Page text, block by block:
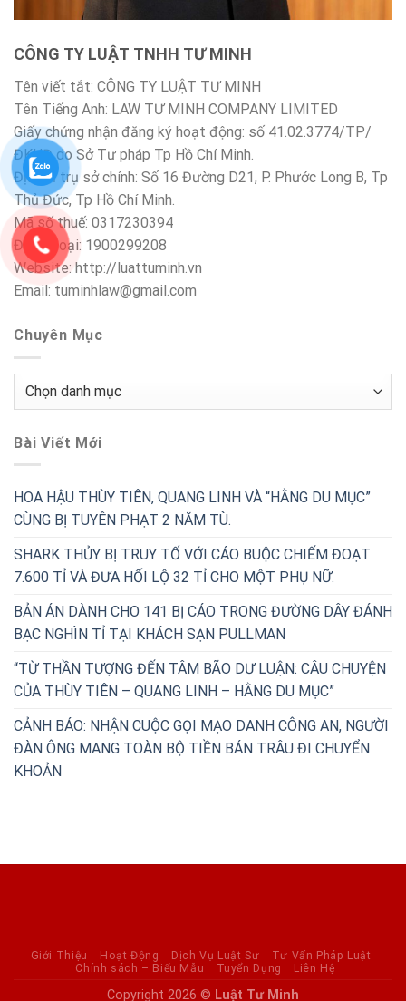
CÔNG TY LUẬT TNHH TƯ MINH
Tên viết tắt: CÔNG TY LUẬT TƯ MINH
Tên Tiếng Anh: LAW TƯ MINH COMPANY LIMITED
Giấy chứng nhận đăng ký hoạt động: số 41.02.3774/TP/
ĐKHĐ do Sở Tư pháp Tp Hồ Chí Minh.
Địa chỉ trụ sở chính: Số 16 Đường D21, P. Phước Long B, Tp
Thủ Đức, Tp Hồ Chí Minh.
Mã số thuế: 0317230394
Điện thoại: 1900299208
Website: http://luattuminh.vn
Email: tuminhlaw@gmail.com
Chuyên Mục
Chuyên
Bài Viết Mới
HOA HẬU THÙY TIÊN, QUANG LINH VÀ “HẰNG DU MỤC”
CÙNG BỊ TUYÊN PHẠT 2 NĂM TÙ.
SHARK THỦY BỊ TRUY TỐ VỚI CÁO BUỘC CHIẾM ĐOẠT
7.600 TỈ VÀ ĐƯA HỐI LỘ 32 TỈ CHO MỘT PHỤ NỮ.
BẢN ÁN DÀNH CHO 141 BỊ CÁO TRONG ĐƯỜNG DÂY ĐÁNH
BẠC NGHÌN TỈ TẠI KHÁCH SẠN PULLMAN
“TỪ THẦN TƯỢNG ĐẾN TÂM BÃO DƯ LUẬN: CÂU CHUYỆN
CỦA THÙY TIÊN – QUANG LINH – HẰNG DU MỤC”
CẢNH BÁO: NHẬN CUỘC GỌI MẠO DANH CÔNG AN, NGƯỜI
ĐÀN ÔNG MANG TOÀN BỘ TIỀN BÁN TRÂU ĐI CHUYỂN
KHOẢN
Giới Thiệu Hoạt Động Dịch Vụ Luật Sư
Tư Vấn Pháp Luật
Chính sách – Biểu Mẫu
Tuyển Dụng Liên Hệ
Copyright 2026 © Luật Tư Minh